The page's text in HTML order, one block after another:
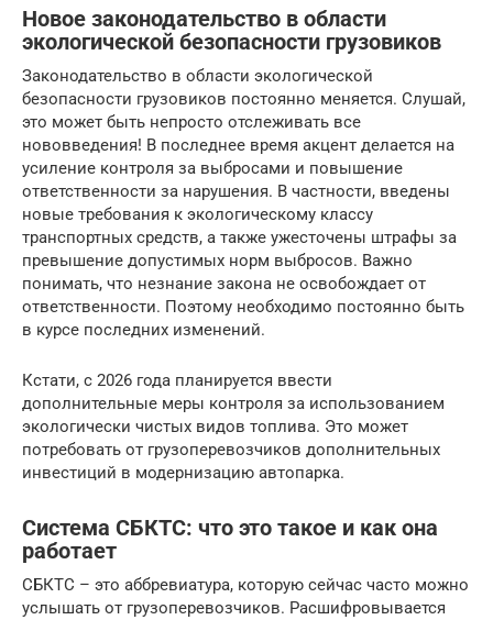
Новое законодательство в области
экологической безопасности грузовиков
Законодательство в области экологической
безопасности грузовиков постоянно меняется. Слушай,
это может быть непросто отслеживать все
нововведения! В последнее время акцент делается на
усиление контроля за выбросами и повышение
ответственности за нарушения. В частности, введены
новые требования к экологическому классу
транспортных средств, а также ужесточены штрафы за
превышение допустимых норм выбросов. Важно
понимать, что незнание закона не освобождает от
ответственности. Поэтому необходимо постоянно быть
в курсе последних изменений.
Кстати, с 2026 года планируется ввести
дополнительные меры контроля за использованием
экологически чистых видов топлива. Это может
потребовать от грузоперевозчиков дополнительных
инвестиций в модернизацию автопарка.
Система СБКТС: что это такое и как она
работает
СБКТС – это аббревиатура, которую сейчас часто можно
услышать от грузоперевозчиков. Расшифровывается